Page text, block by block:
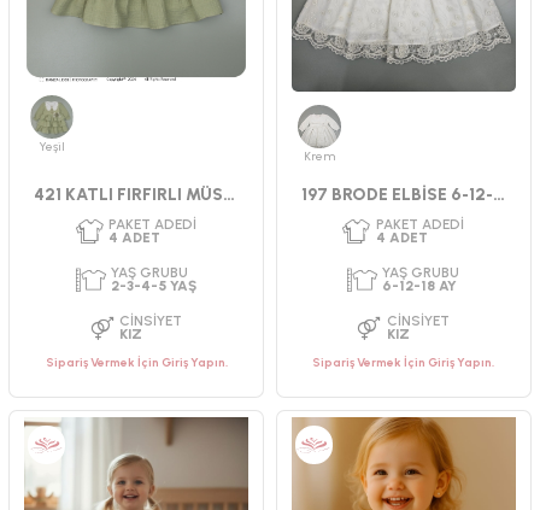
Yeşil
421 KATLI FIRFIRLI MÜSLİN ELBİSE
Sipariş Vermek İçin Giriş Yapın.
Krem
197 BRODE ELBİSE 6-12-18 AY
Sipariş Vermek İçin Giriş Yapın.